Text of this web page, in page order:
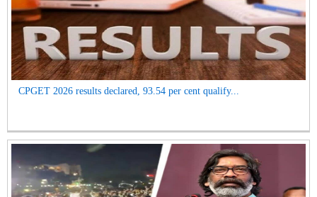
CPGET 2026 results declared, 93.54 per cent qualify...